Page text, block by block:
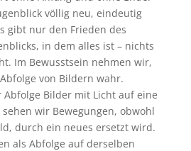
völlig neu, eindeutig
gibt nur den Frieden des
in dem alles ist – nichts
Im Bewusstsein nehmen wir,
von Bildern wahr.
Bilder mit Licht auf eine
wir Bewegungen, obwohl
durch ein neues ersetzt wird.
als Abfolge auf derselben